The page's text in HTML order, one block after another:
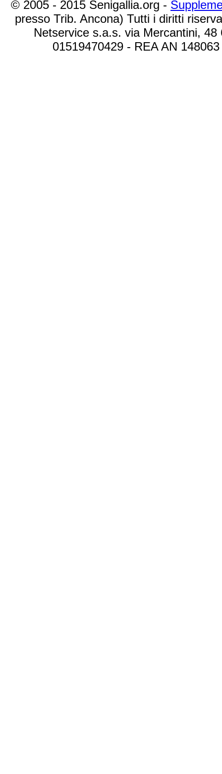
© 2005 - 2015 Senigallia.org -
presso Trib. Ancona) Tutti i diritti
Netservice s.a.s. via Mercantini,
01519470429 - REA AN